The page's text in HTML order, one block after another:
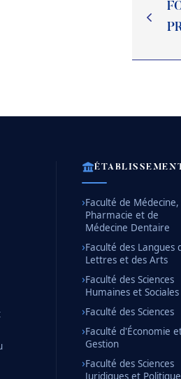
Faculté de Médecine,
Pharmacie et de
Médecine Dentaire
Faculté des Langues
Lettres et des Arts
Faculté des Sciences
Humaines et Sociales
Faculté des Sciences
Faculté d'Économie
Gestion
Faculté des Sciences
Juridiques et